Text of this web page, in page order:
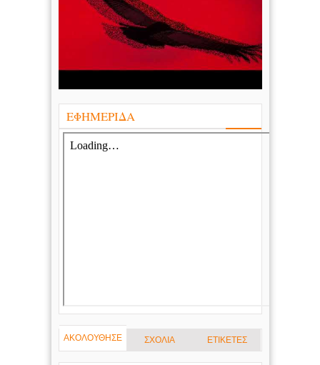
ΕΦΗΜΕΡΙΔΑ
ΑΚΟΛΟΥΘΗΣΕ ΣΧΟΛΙΑ ΕΤΙΚΕΤΕΣ